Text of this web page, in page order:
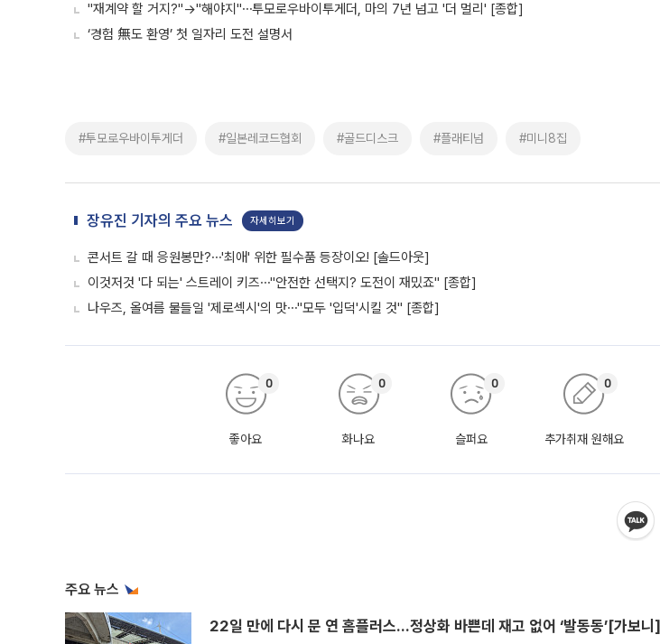
"재계약 할 거지?"→"해야지"⋯투모로우바이투게더, 마의 7년 넘고 '더 멀리' [종합]
‘경험 無도 환영’ 첫 일자리 도전 설명서
#투모로우바이투게더 #일본레코드협회 #골드디스크 #플래티넘 #미니8집
장유진 기자의 주요 뉴스 자세히보기
콘서트 갈 때 응원봉만?⋯'최애' 위한 필수품 등장이오! [솔드아웃]
이것저것 '다 되는' 스트레이 키즈⋯"안전한 선택지? 도전이 재밌죠" [종합]
나우즈, 올여름 물들일 '제로섹시'의 맛⋯"모두 '입덕'시킬 것" [종합]
좋아요
0
화나요
0
슬퍼요
0
추가취재 원해요
0
주요 뉴스
22일 만에 다시 문 연 홈플러스…정상화 바쁜데 재고 없어 ‘발동동’[가보니]